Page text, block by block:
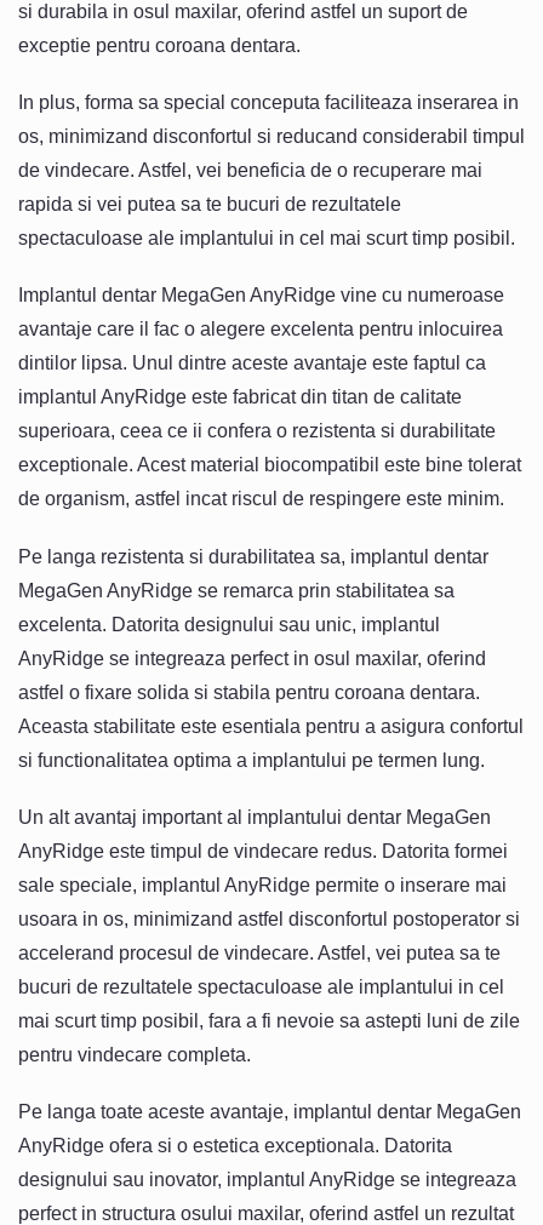
si durabila in osul maxilar, oferind astfel un suport de
exceptie pentru coroana dentara.
In plus, forma sa special conceputa faciliteaza inserarea in
os, minimizand disconfortul si reducand considerabil timpul
de vindecare. Astfel, vei beneficia de o recuperare mai
rapida si vei putea sa te bucuri de rezultatele
spectaculoase ale implantului in cel mai scurt timp posibil.
Implantul dentar MegaGen AnyRidge vine cu numeroase
avantaje care il fac o alegere excelenta pentru inlocuirea
dintilor lipsa. Unul dintre aceste avantaje este faptul ca
implantul AnyRidge este fabricat din titan de calitate
superioara, ceea ce ii confera o rezistenta si durabilitate
exceptionale. Acest material biocompatibil este bine tolerat
de organism, astfel incat riscul de respingere este minim.
Pe langa rezistenta si durabilitatea sa, implantul dentar
MegaGen AnyRidge se remarca prin stabilitatea sa
excelenta. Datorita designului sau unic, implantul
AnyRidge se integreaza perfect in osul maxilar, oferind
astfel o fixare solida si stabila pentru coroana dentara.
Aceasta stabilitate este esentiala pentru a asigura confortul
si functionalitatea optima a implantului pe termen lung.
Un alt avantaj important al implantului dentar MegaGen
AnyRidge este timpul de vindecare redus. Datorita formei
sale speciale, implantul AnyRidge permite o inserare mai
usoara in os, minimizand astfel disconfortul postoperator si
accelerand procesul de vindecare. Astfel, vei putea sa te
bucuri de rezultatele spectaculoase ale implantului in cel
mai scurt timp posibil, fara a fi nevoie sa astepti luni de zile
pentru vindecare completa.
Pe langa toate aceste avantaje, implantul dentar MegaGen
AnyRidge ofera si o estetica exceptionala. Datorita
designului sau inovator, implantul AnyRidge se integreaza
perfect in structura osului maxilar, oferind astfel un rezultat